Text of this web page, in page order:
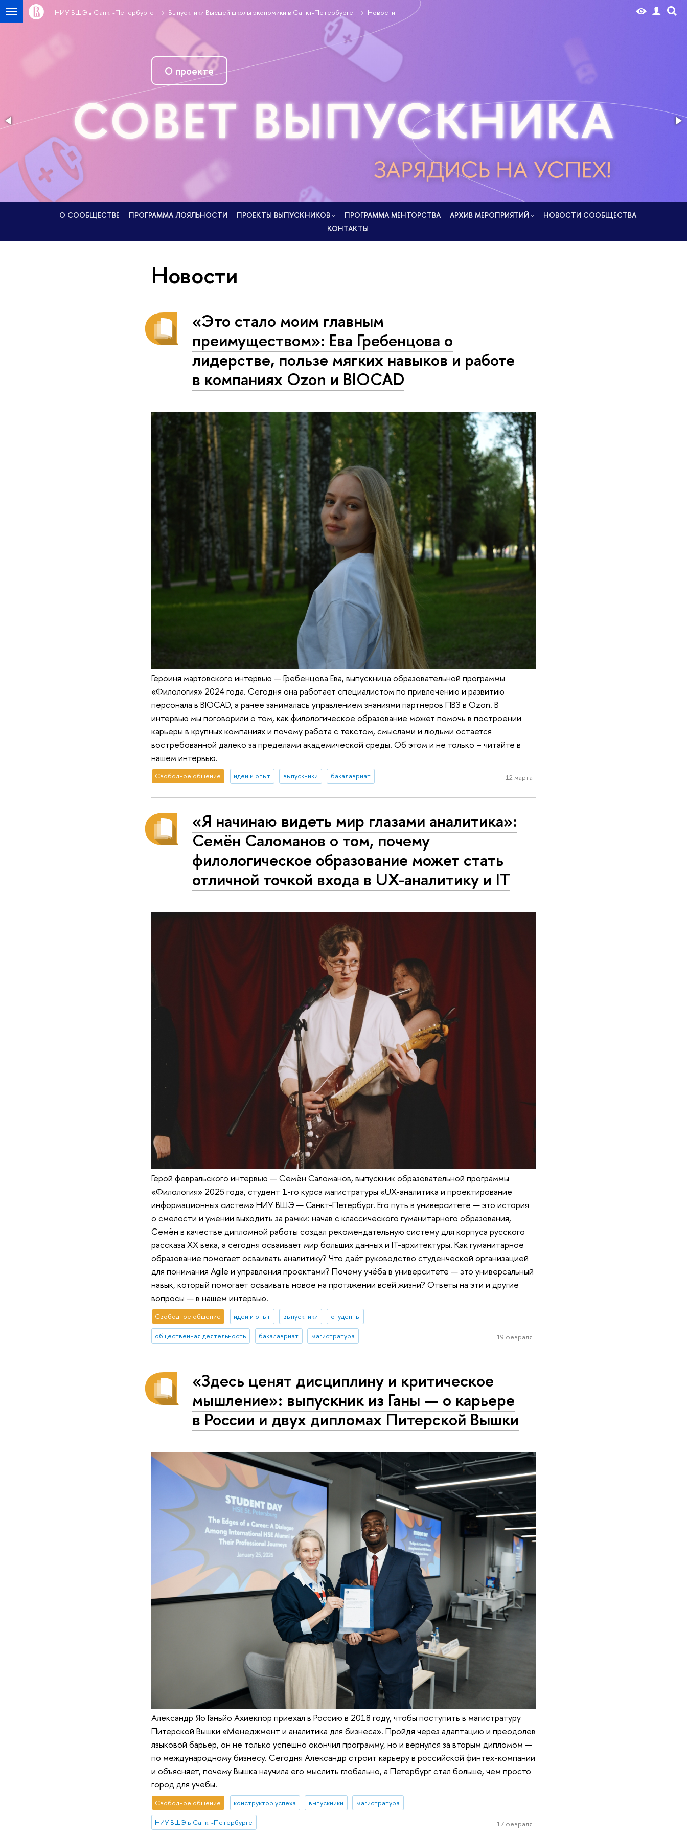
НИУ ВШЭ в Санкт-Петербурге Выпускники Высшей школы экономики в Санкт-Петербурге Новости
О проекте
О СООБЩЕСТВЕ ПРОГРАММА ЛОЯЛЬНОСТИ ПРОЕКТЫ ВЫПУСКНИКОВ ПРОГРАММА МЕНТОРСТВА АРХИВ МЕРОПРИЯТИЙ
НОВОCТИ СООБЩЕСТВА
КОНТАКТЫ
Новости
«Это стало моим главным
преимуществом»: Ева Гребенцова о
лидерстве, пользе мягких навыков и работе
в компаниях Ozon и BIOCAD
Героиня мартовского интервью — Гребенцова Ева, выпускница образовательной программы
«Филология» 2024 года. Сегодня она работает специалистом по привлечению и развитию
персонала в BIOCAD, а ранее занималась управлением знаниями партнеров ПВЗ в Ozon. В
интервью мы поговорили о том, как филологическое образование может помочь в построении
карьеры в крупных компаниях и почему работа с текстом, смыслами и людьми остается
востребованной далеко за пределами академической среды. Об этом и не только – читайте в
нашем интервью.
Свободное общение идеи и опыт выпускники бакалавриат 12 марта
«Я начинаю видеть мир глазами аналитика»:
Семён Саломанов о том, почему
филологическое образование может стать
отличной точкой входа в UX-аналитику и IT
Герой февральского интервью — Семён Саломанов, выпускник образовательной программы
«Филология» 2025 года, студент 1-го курса магистратуры «UX-аналитика и проектирование
информационных систем» НИУ ВШЭ — Санкт-Петербург. Его путь в университете — это история
о смелости и умении выходить за рамки: начав с классического гуманитарного образования,
Семён в качестве дипломной работы создал рекомендательную систему для корпуса русского
рассказа XX века, а сегодня осваивает мир больших данных и IT-архитектуры. Как гуманитарное
образование помогает осваивать аналитику? Что даёт руководство студенческой организацией
для понимания Agile и управления проектами? Почему учёба в университете — это универсальный
навык, который помогает осваивать новое на протяжении всей жизни? Ответы на эти и другие
вопросы — в нашем интервью.
Свободное общение идеи и опыт выпускники студенты
общественная деятельность бакалавриат магистратура 19 февраля
«Здесь ценят дисциплину и критическое
мышление»: выпускник из Ганы — о карьере
в России и двух дипломах Питерской Вышки
Александр Яо Ганьйо Ахиекпор приехал в Россию в 2018 году, чтобы поступить в магистратуру
Питерской Вышки «Менеджмент и аналитика для бизнеса». Пройдя через адаптацию и преодолев
языковой барьер, он не только успешно окончил программу, но и вернулся за вторым дипломом —
по международному бизнесу. Сегодня Александр строит карьеру в российской финтех-компании
и объясняет, почему Вышка научила его мыслить глобально, а Петербург стал больше, чем просто
город для учебы.
Свободное общение конструктор успеха выпускники магистратура
НИУ ВШЭ в Санкт-Петербурге 17 февраля